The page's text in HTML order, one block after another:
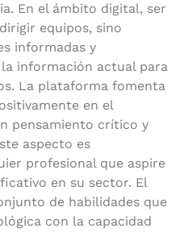
En el ámbito digital, ser
equipos, sino
informadas y
información actual para
La plataforma fomenta
en el
pensamiento crítico y
aspecto es
profesional que aspire
en su sector. El
de habilidades que
con la capacidad